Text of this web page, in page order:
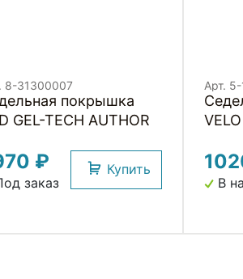
8-31300007
покрышка
GEL-TECH AUTHOR
₽
заказ
Купить
Арт.
VELO
В